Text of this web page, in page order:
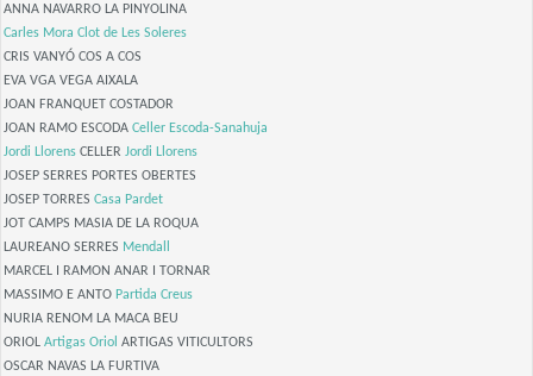
ANNA NAVARRO LA PINYOLINA
Carles Mora Clot de Les Soleres
CRIS VANYÓ COS A COS
EVA VGA VEGA AIXALA
JOAN FRANQUET COSTADOR
JOAN RAMO ESCODA Celler Escoda-Sanahuja
Jordi Llorens CELLER Jordi Llorens
JOSEP SERRES PORTES OBERTES
JOSEP TORRES Casa Pardet
JOT CAMPS MASIA DE LA ROQUA
LAUREANO SERRES Mendall
MARCEL I RAMON ANAR I TORNAR
MASSIMO E ANTO Partida Creus
NURIA RENOM LA MACA BEU
ORIOL Artigas Oriol ARTIGAS VITICULTORS
OSCAR NAVAS LA FURTIVA